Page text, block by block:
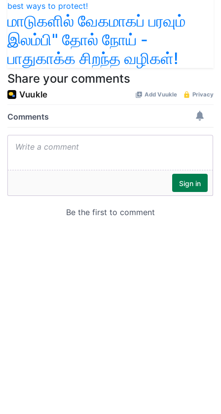
மாடுகளில் வேகமாகப் பரவும்
இலம்பி" தோல் நோய் -
பாதுகாக்க சிறந்த வழிகள்!
Share your comments